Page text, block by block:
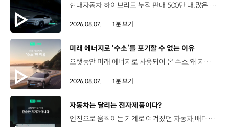
현대자동차 하이브리드 누적 판매 500만 대.많은 운전자들이 선택한 이유는 무엇일까요? 현대진행형 팟캐스트 EP.21에서 확인하세요.📻 #현대자동차그룹 #현대진행형 #모빌리티팟캐스트 #하이브리드 #연료 #미래모빌리티 #모빌리티
2026.08.07. 1분 보기
[동영상]
미래 에너지로 ‘수소’를 포기할 수 없는 이유
오랫동안 미래 에너지로 사용되어 온 수소.왜 지금까지도 중요한 선택지로 꼽힐까요? 현대진행형 팟캐스트 EP.21에서 확인하세요.📻 #현대자동차그룹 #현대진행형 #모빌리티팟캐스트 #수소전기차 #수소에너지 #연료 #미래모빌리티 #모빌리티
2026.08.07. 1분 보기
[동영상]
자동차는 달리는 전자제품이다?
엔진으로 움직이는 기계로 여겨졌던 자동차.배터리와 소프트웨어를 통해 어떻게 바뀌고 있을까요? 현대진행형 팟캐스트 EP.21에서 확인하세요.📻 #현대자동차그룹 #현대진행형 #모빌리티팟캐스트 #SDV #전기차 #연료 #미래모빌리티 #모빌리티